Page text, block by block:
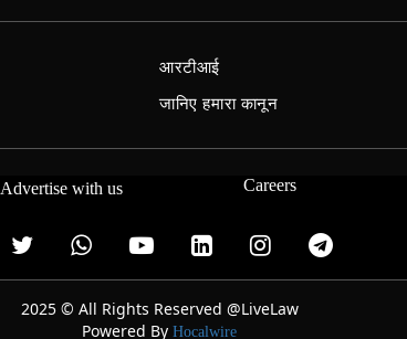
आरटीआई
जानिए हमारा कानून
Advertise with us Careers
2025 © All Rights Reserved @LiveLaw
Powered By Hocalwire